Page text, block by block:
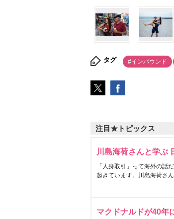
タグ #インバウンド
注目★トピックス
川島海荷さんと学ぶ
「人身取引」って海外の話
起きています。川島海荷さ
マクドナルドが40年